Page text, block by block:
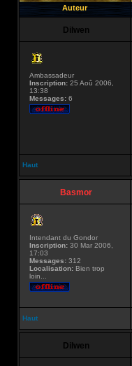
Auteur
Dilwen
Ambassadeur
Inscription: 25 Aoû 2006,
13:38
Messages: 6
Haut
Basmor
Intendant du Gondor
Inscription: 30 Mar 2006,
17:03
Messages: 312
Localisation: Bien trop
loin...
Haut
Dilwen